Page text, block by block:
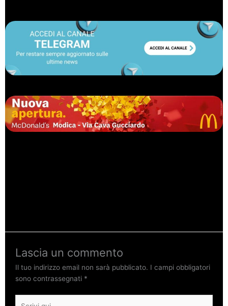
Lascia un commento
Il tuo indirizzo email non sarà pubblicato. I campi obbligatori
sono contrassegnati *